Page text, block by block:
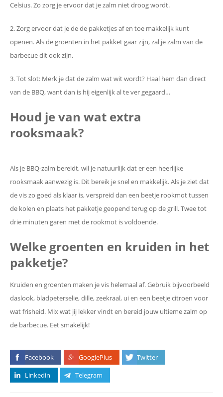
Celsius. Zo zorg je ervoor dat je zalm niet droog wordt.
2. Zorg ervoor dat je de de pakketjes af en toe makkelijk kunt
openen. Als de groenten in het pakket gaar zijn, zal je zalm van de
barbecue dit ook zijn.
3. Tot slot: Merk je dat de zalm wat wit wordt? Haal hem dan direct
van de BBQ, want dan is hij eigenlijk al te ver gegaard…
Houd je van wat extra
rooksmaak?
Als je BBQ-zalm bereidt, wil je natuurlijk dat er een heerlijke
rooksmaak aanwezig is. Dit bereik je snel en makkelijk. Als je ziet dat
de vis zo goed als klaar is, verspreid dan een beetje rookmot tussen
de kolen en plaats het pakketje geopend terug op de grill. Twee tot
drie minuten garen met de rookmot is voldoende.
Welke groenten en kruiden in het
pakketje?
Kruiden en groenten maken je vis helemaal af. Gebruik bijvoorbeeld
daslook, bladpeterselie, dille, zeekraal, ui en een beetje citroen voor
wat frisheid. Mix wat jij lekker vindt en bereid jouw ultieme zalm op
de barbecue. Eet smakelijk!
Facebook GooglePlus
Twitter
Linkedin
Telegram